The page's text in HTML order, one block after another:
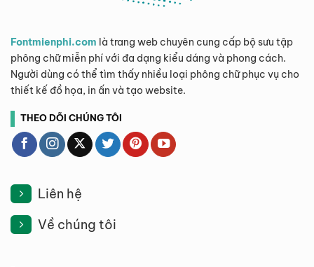
Fontmienphi.com là trang web chuyên cung cấp bộ sưu tập
phông chữ miễn phí với đa dạng kiểu dáng và phong cách.
Người dùng có thể tìm thấy nhiều loại phông chữ phục vụ cho
thiết kế đồ họa, in ấn và tạo website.
THEO DÕI CHÚNG TÔI
Liên hệ
Về chúng tôi